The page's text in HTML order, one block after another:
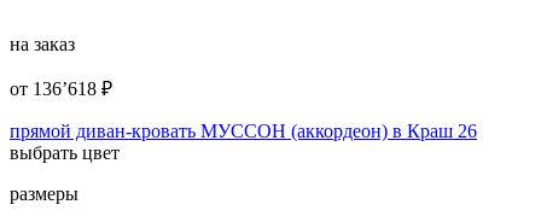
на заказ
от 136’618 ₽
прямой диван-кровать МУССОН (аккордеон) в Краш 26
выбрать цвет
размеры